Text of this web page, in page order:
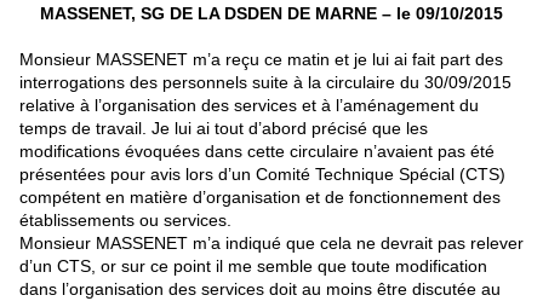
MASSENET, SG DE LA DSDEN DE MARNE – le 09/10/2015
Monsieur MASSENET m’a reçu ce matin et je lui ai fait part des
interrogations des personnels suite à la circulaire du 30/09/2015
relative à l’organisation des services et à l’aménagement du
temps de travail. Je lui ai tout d’abord précisé que les
modifications évoquées dans cette circulaire n’avaient pas été
présentées pour avis lors d’un Comité Technique Spécial (CTS)
compétent en matière d’organisation et de fonctionnement des
établissements ou services.
Monsieur MASSENET m’a indiqué que cela ne devrait pas relever
d’un CTS, or sur ce point il me semble que toute modification
dans l’organisation des services doit au moins être discutée au